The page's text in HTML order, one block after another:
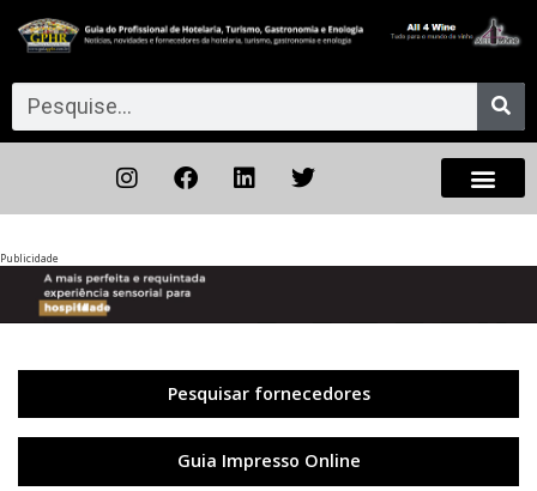
Publicidade
Pesquisar fornecedores
Guia Impresso Online